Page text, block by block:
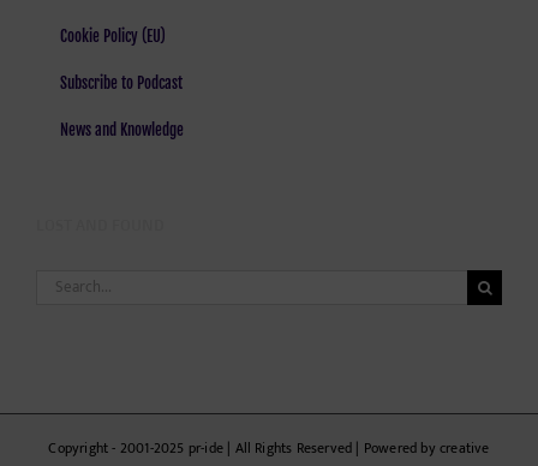
Cookie Policy (EU)
Subscribe to Podcast
News and Knowledge
Search
Copyright - 2001-2025 pr-ide | All Rights Reserved | Powered by creative